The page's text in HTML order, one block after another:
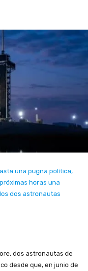
una pugna política,
horas una
dos astronautas
dos astronautas de
desde que, en junio de